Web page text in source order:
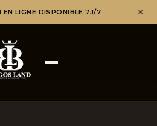
EN LIGNE DISPONIBLE 7J/7